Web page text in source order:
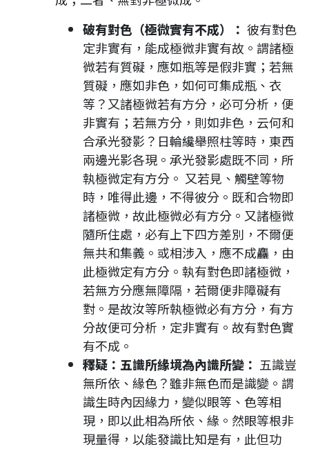
破有對色（極微實有不成）： 彼有對色
定非實有，能成極微非實有故。謂諸極
微若有質礙，應如瓶等是假非實；若無
質礙，應如非色，如何可集成瓶、衣
等？又諸極微若有方分，必可分析，便
非實有；若無方分，則如非色，云何和
合承光發影？日輪纔舉照柱等時，東西
兩邊光影各現。承光發影處既不同，所
執極微定有方分。 又若見、觸壁等物
時，唯得此邊，不得彼分。既和合物即
諸極微，故此極微必有方分。又諸極微
隨所住處，必有上下四方差別，不爾便
無共和集義。或相涉入，應不成麤，由
此極微定有方分。執有對色即諸極微，
若無方分應無障隔，若爾便非障礙有
對。是故汝等所執極微必有方分，有方
分故便可分析，定非實有。故有對色實
有不成。
釋疑：五識所緣境為內識所變： 五識豈
無所依、緣色？雖非無色而是識變。謂
識生時內因緣力，變似眼等、色等相
現，即以此相為所依、緣。然眼等根非
現量得，以能發識比知是有，此但功